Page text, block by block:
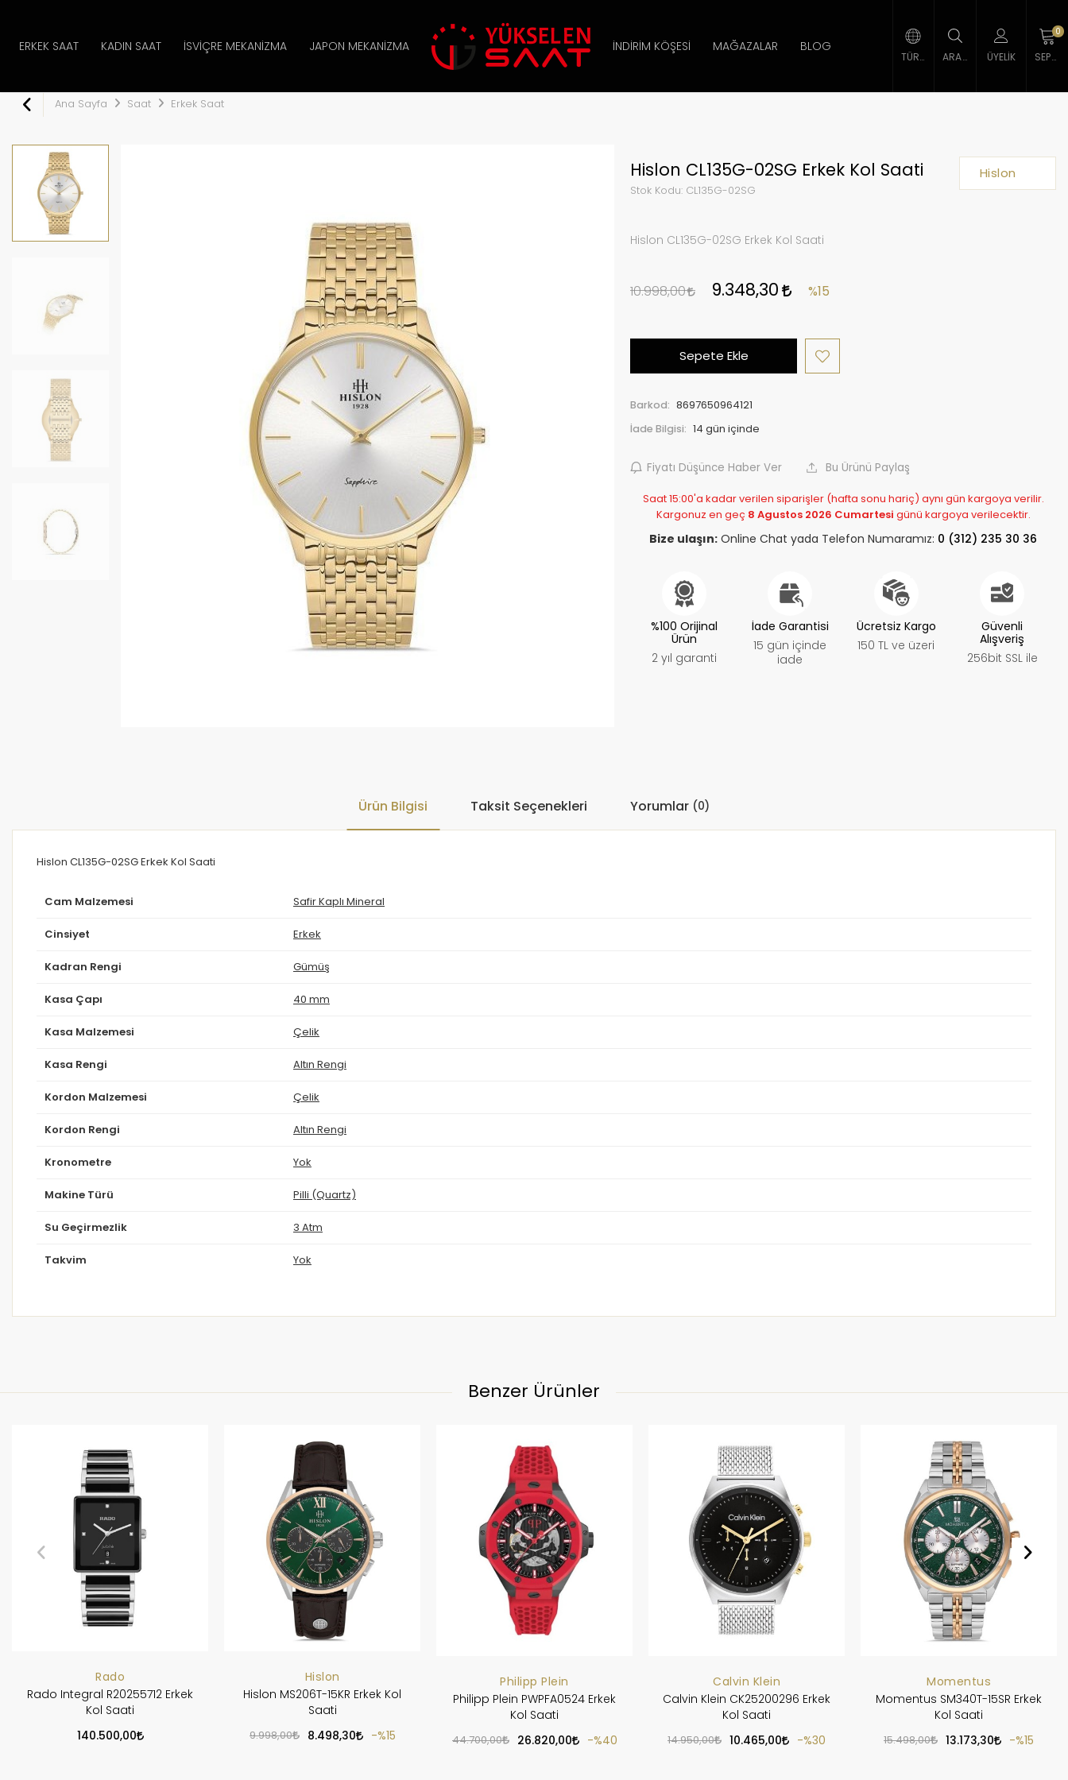
ERKEK SAAT KADIN SAAT İSVIÇRE MEKANIZMA JAPON MEKANIZMA İNDIRIM KÖŞESI MAĞAZALAR BLOG
ÜYELIK
0
Ana Sayfa Saat Erkek Saat
Hislon
Hislon CL135G-02SG Erkek Kol Saati
Stok Kodu: CL135G-02SG
Hislon CL135G-02SG Erkek Kol Saati
10.998,00 9.348,30 %15
Sepete Ekle
Barkod: 8697650964121
İade Bilgisi:
Fiyatı Düşünce Haber Ver Bu Ürünü Paylaş
Saat 15:00'a kadar verilen siparişler (hafta sonu hariç) aynı gün kargoya verilir.
Kargonuz en geç 8 Agustos 2026 Cumartesi günü kargoya verilecektir.
Bize ulaşın: Online Chat yada Telefon Numaramız: 0 (312) 235 30 36
%100 Orijinal
Ürün
2 yıl garanti
İade Garantisi
15 gün içinde
iade
Ücretsiz Kargo
150 TL ve üzeri
Güvenli
Alışveriş
256bit SSL ile
Ürün Bilgisi Taksit Seçenekleri Yorumlar (0)
Hislon CL135G-02SG Erkek Kol Saati
Cam Malzemesi Safir Kaplı Mineral
Cinsiyet Erkek
Kadran Rengi Gümüş
Kasa Çapı 40 mm
Kasa Malzemesi Çelik
Kasa Rengi Altın Rengi
Kordon Malzemesi Çelik
Kordon Rengi Altın Rengi
Kronometre Yok
Makine Türü Pilli (Quartz)
Su Geçirmezlik 3 Atm
Takvim Yok
Benzer Ürünler
Rado
Rado Integral R20255712 Erkek
Kol Saati
140.500,00
Hislon
Hislon MS206T-15KR Erkek Kol
Saati
9.998,00 8.498,30 %15
Philipp Plein
Philipp Plein PWPFA0524 Erkek
Kol Saati
44.700,00 26.820,00 %40
Calvin Klein
Calvin Klein CK25200296 Erkek
Kol Saati
14.950,00 10.465,00 %30
Momentus
Momentus SM340T-15SR Erkek
Kol Saati
15.498,00 13.173,30 %15